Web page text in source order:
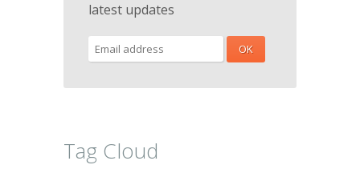
latest updates
Tag Cloud